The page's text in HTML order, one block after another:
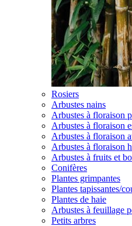
Rosiers
Arbustes nains
Arbustes à floraison
Arbustes à floraison
Arbustes à floraison
Arbustes à floraison
Arbustes à fruits et
Conifères
Plantes grimpantes
Plantes tapissantes/
Plantes de haie
Arbustes à feuillage
Petits arbres